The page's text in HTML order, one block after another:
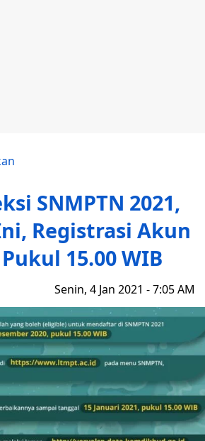
SNMPTN 2021,
Registrasi Akun
15.00 WIB
Senin, 4 Jan 2021 - 7:05 AM